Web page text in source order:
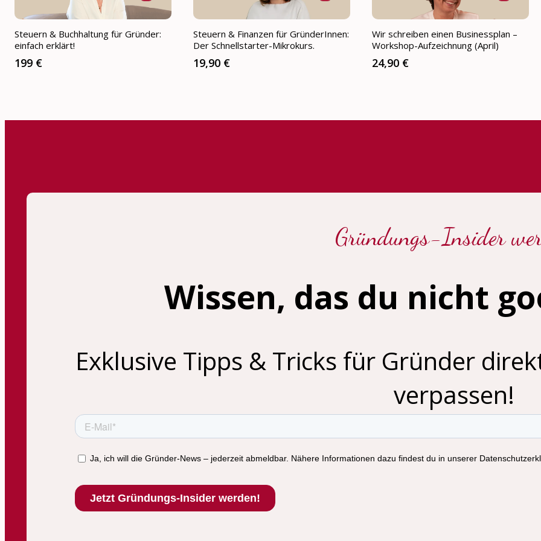
Steuern & Buchhaltung für Gründer:
einfach erklärt!
199 €
Steuern & Finanzen für GründerInnen:
Der Schnellstarter-Mikrokurs.
19,90 €
Wir schreiben einen Businessplan –
Workshop-Aufzeichnung (April)
24,90 €
Gründungs-Insider
Wissen, das du nicht
Exklusive Tipps & Tricks für Gründer
verpassen!